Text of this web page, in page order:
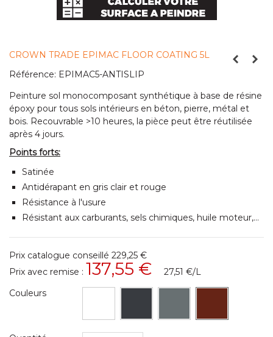
CROWN TRADE EPIMAC FLOOR COATING 5L
Référence: EPIMAC5-ANTISLIP
Peinture sol monocomposant synthétique à base de résine
époxy pour tous sols intérieurs en béton, pierre, métal et
bois. Recouvrable >10 heures, la pièce peut être réutilisée
après 4 jours.
Points forts:
Satinée
Antidérapant en gris clair et rouge
Résistance à l'usure
Résistant aux carburants, sels chimiques, huile moteur,…
Prix catalogue conseillé 229,25 €
Prix avec remise : 137,55 € 27,51 €/L
Couleurs